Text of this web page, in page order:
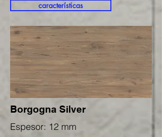
características
Borgogna Silver
Espesor: 12 mm